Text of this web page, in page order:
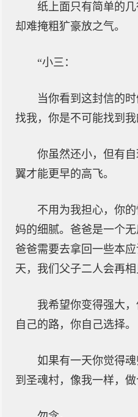
纸上面只有简单的
却难掩粗犷豪放之气。
“小三：
当你看到这封信的
找我，你是不可能找到我
你虽然还小，但有
翼才能更早的高飞。
不用为我担心，你
妈的细腻。爸爸是一个
爸爸需要去拿回一些本
天，我们父子二人会再相
我希望你变得强大，
自己的路，你自己选择。
如果有一天你觉得
到圣魂村，像我一样，做